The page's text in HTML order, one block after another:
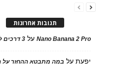
תגובות אחרונות
Nano Banana 2 Proעל 3 דרכים לבניית ביטחון עצמי של עובדים
יפעתעל במה מתבטא ההחזר על